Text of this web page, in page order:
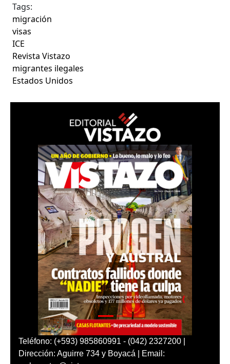
Tags:
migración
visas
ICE
Revista Vistazo
migrantes ilegales
Estados Unidos
Teléfono: (+593) 985860991 - (042) 2327200 |
Dirección: Aguirre 734 y Boyacá | Email: